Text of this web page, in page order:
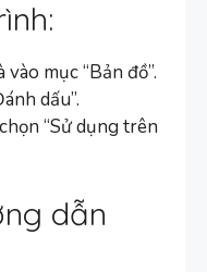
mục “Bản đồ”.
dấu”.
“Sử dụng trên
dẫn